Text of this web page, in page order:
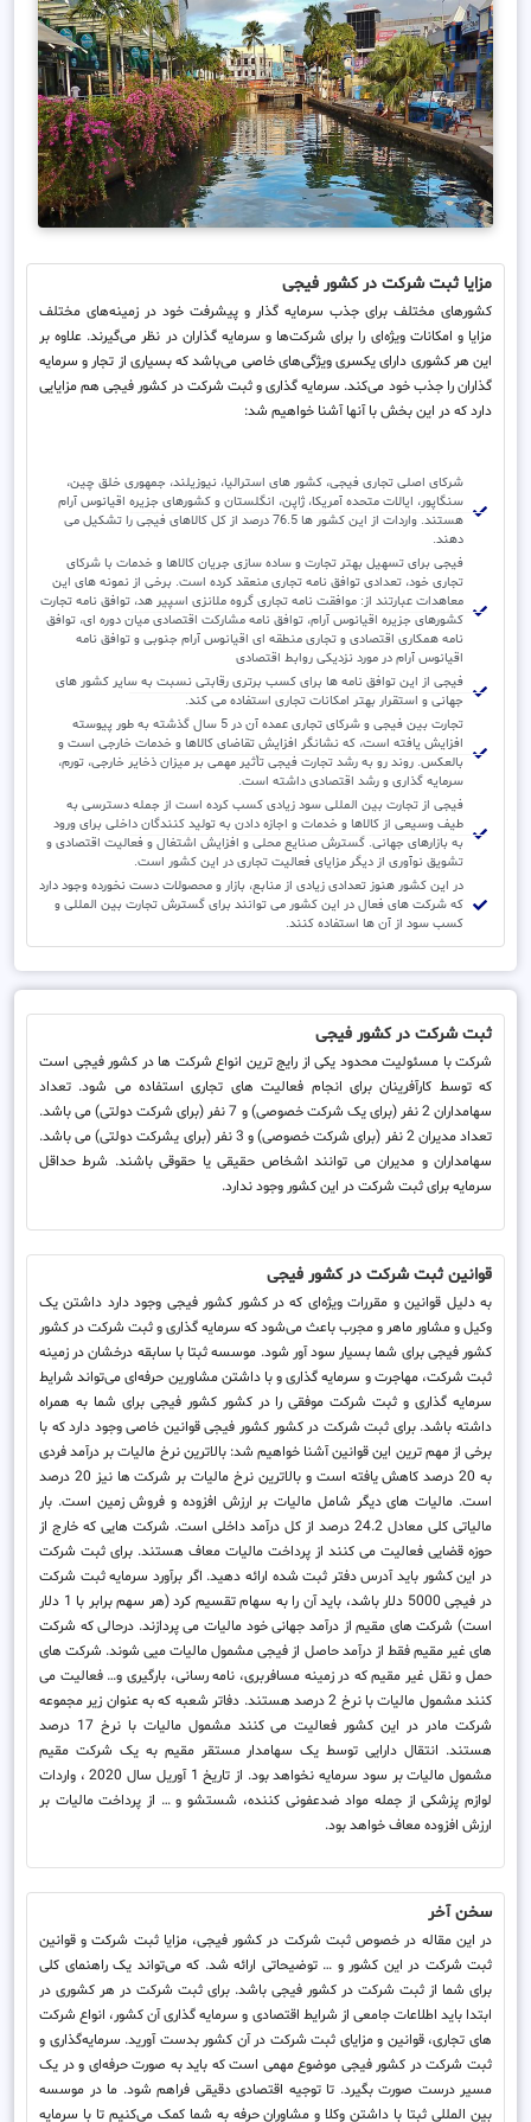
مزایا ثبت شرکت در کشور فیجی
کشورهای مختلف برای جذب سرمایه گذار و پیشرفت خود در زمینه‌های مختلف
مزایا و امکانات ویژه‌ای را برای شرکت‌ها و سرمایه گذاران در نظر می‌گیرند. علاوه بر
این هر کشوری دارای یکسری ویژگی‌های خاصی می‌باشد که بسیاری از تجار و سرمایه
گذاران را جذب خود می‌کند. سرمایه گذاری و ثبت شرکت در کشور فیجی هم مزایایی
دارد که در این بخش با آنها آشنا خواهیم شد:
شرکای اصلی تجاری فیجی، کشور های استرالیا، نیوزیلند، جمهوری خلق چین،
سنگاپور، ایالات متحده آمریکا، ژاپن، انگلستان و کشورهای جزیره اقیانوس آرام
هستند. واردات از این کشور ها 76.5 درصد از کل کالاهای فیجی را تشکیل می
دهند.
فیجی برای تسهیل بهتر تجارت و ساده سازی جریان کالاها و خدمات با شرکای
تجاری خود، تعدادی توافق نامه تجاری منعقد کرده است. برخی از نمونه های این
معاهدات عبارتند از: موافقت نامه تجاری گروه ملانزی اسپیر هد، توافق نامه تجارت
کشورهای جزیره اقیانوس آرام، توافق نامه مشارکت اقتصادی میان دوره ای، توافق
نامه همکاری اقتصادی و تجاری منطقه ای اقیانوس آرام جنوبی و توافق نامه
اقیانوس آرام در مورد نزدیکی روابط اقتصادی
فیجی از این توافق نامه ها برای کسب برتری رقابتی نسبت به سایر کشور های
جهانی و استقرار بهتر امکانات تجاری استفاده می کند.
تجارت بین فیجی و شرکای تجاری عمده آن در 5 سال گذشته به طور پیوسته
افزایش یافته است، که نشانگر افزایش تقاضای کالاها و خدمات خارجی است و
بالعکس. روند رو به رشد تجارت فیجی تأثیر مهمی بر میزان ذخایر خارجی، تورم،
سرمایه گذاری و رشد اقتصادی داشته است.
فیجی از تجارت بین المللی سود زیادی کسب کرده است از جمله دسترسی به
طیف وسیعی از کالاها و خدمات و اجازه دادن به تولید کنندگان داخلی برای ورود
به بازارهای جهانی. گسترش صنایع محلی و افزایش اشتغال و فعالیت اقتصادی و
تشویق نوآوری از دیگر مزایای فعالیت تجاری در این کشور است.
در این کشور هنوز تعدادی زیادی از منابع، بازار و محصولات دست نخورده وجود دارد
که شرکت های فعال در این کشور می توانند برای گسترش تجارت بین المللی و
کسب سود از آن ها استفاده کنند.
ثبت شرکت در کشور فیجی
شرکت با مسئولیت محدود یکی از رایج ترین انواع شرکت ها در کشور فیجی است
که توسط کارآفرینان برای انجام فعالیت های تجاری استفاده می شود. تعداد
سهامداران 2 نفر (برای یک شرکت خصوصی) و 7 نفر (برای شرکت دولتی) می باشد.
تعداد مدیران 2 نفر (برای شرکت خصوصی) و 3 نفر (برای یشرکت دولتی) می باشد.
سهامداران و مدیران می توانند اشخاص حقیقی یا حقوقی باشند. شرط حداقل
سرمایه برای ثبت شرکت در این کشور وجود ندارد.
قوانین ثبت شرکت در کشور فیجی
به دلیل قوانین و مقررات ویژه‌ای که در کشور کشور فیجی وجود دارد داشتن یک
وکیل و مشاور ماهر و مجرب باعث می‌شود که سرمایه گذاری و ثبت شرکت در کشور
کشور فیجی برای شما بسیار سود آور شود. موسسه ثبتا با سابقه درخشان در زمینه
ثبت شرکت، مهاجرت و سرمایه گذاری و با داشتن مشاورین حرفه‌ای می‌تواند شرایط
سرمایه گذاری و ثبت شرکت موفقی را در کشور کشور فیجی برای شما به همراه
داشته باشد. برای ثبت شرکت در کشور کشور فیجی قوانین خاصی وجود دارد که با
برخی از مهم ترین این قوانین آشنا خواهیم شد: بالاترین نرخ مالیات بر درآمد فردی
به 20 درصد کاهش یافته است و بالاترین نرخ مالیات بر شرکت ها نیز 20 درصد
است. مالیات های دیگر شامل مالیات بر ارزش افزوده و فروش زمین است. بار
مالیاتی کلی معادل 24.2 درصد از کل درآمد داخلی است. شرکت هایی که خارج از
حوزه قضایی فعالیت می کنند از پرداخت مالیات معاف هستند. برای ثبت شرکت
در این کشور باید آدرس دفتر ثبت شده ارائه دهید. اگر برآورد سرمایه ثبت شرکت
در فیجی 5000 دلار باشد، باید آن را به سهام تقسیم کرد (هر سهم برابر با 1 دلار
است) شرکت های مقیم از درآمد جهانی خود مالیات می پردازند. درحالی که شرکت
های غیر مقیم فقط از درآمد حاصل از فیجی مشمول مالیات میی شوند. شرکت های
حمل و نقل غیر مقیم که در زمینه مسافربری، نامه رسانی، بارگیری و… فعالیت می
کنند مشمول مالیات با نرخ 2 درصد هستند. دفاتر شعبه که به عنوان زیر مجموعه
شرکت مادر در این کشور فعالیت می کنند مشمول مالیات با نرخ 17 درصد
هستند. انتقال دارایی توسط یک سهامدار مستقر مقیم به یک شرکت مقیم
مشمول مالیات بر سود سرمایه نخواهد بود. از تاریخ 1 آوریل سال 2020 ، واردات
لوازم پزشکی از جمله مواد ضدعفونی کننده، شستشو و … از پرداخت مالیات بر
ارزش افزوده معاف خواهد بود.
سخن آخر
در این مقاله در خصوص ثبت شرکت در کشور فیجی، مزایا ثبت شرکت و قوانین
ثبت شرکت در این کشور و … توضیحاتی ارائه شد. که می‌تواند یک راهنمای کلی
برای شما از ثبت شرکت در کشور فیجی باشد. برای ثبت شرکت در هر کشوری در
ابتدا باید اطلاعات جامعی از شرایط اقتصادی و سرمایه گذاری آن کشور، انواع شرکت
های تجاری، قوانین و مزایای ثبت شرکت در آن کشور بدست آورید. سرمایه‌گذاری و
ثبت شرکت در کشور فیجی موضوع مهمی است که باید به صورت حرفه‌ای و در یک
مسیر درست صورت بگیرد. تا توجیه اقتصادی دقیقی فراهم شود. ما در موسسه
بین المللی ثبتا با داشتن وکلا و مشاوران حرفه به شما کمک می‌کنیم تا با سرمایه